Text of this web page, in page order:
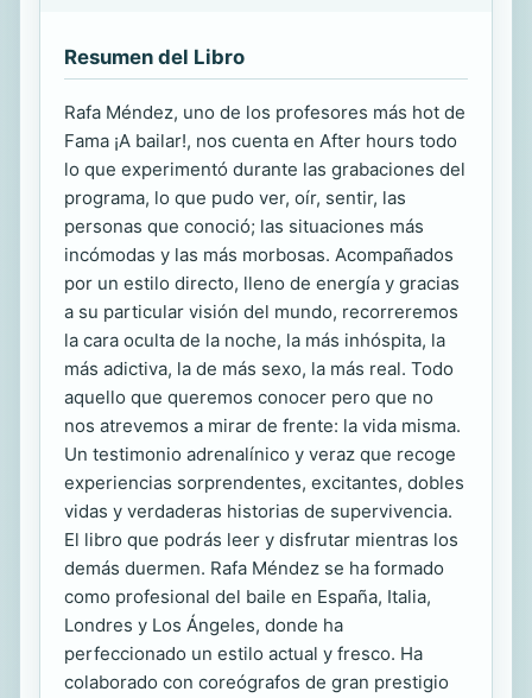
Resumen del Libro
Rafa Méndez, uno de los profesores más hot de
Fama ¡A bailar!, nos cuenta en After hours todo
lo que experimentó durante las grabaciones del
programa, lo que pudo ver, oír, sentir, las
personas que conoció; las situaciones más
incómodas y las más morbosas. Acompañados
por un estilo directo, lleno de energía y gracias
a su particular visión del mundo, recorreremos
la cara oculta de la noche, la más inhóspita, la
más adictiva, la de más sexo, la más real. Todo
aquello que queremos conocer pero que no
nos atrevemos a mirar de frente: la vida misma.
Un testimonio adrenalínico y veraz que recoge
experiencias sorprendentes, excitantes, dobles
vidas y verdaderas historias de supervivencia.
El libro que podrás leer y disfrutar mientras los
demás duermen. Rafa Méndez se ha formado
como profesional del baile en España, Italia,
Londres y Los Ángeles, donde ha
perfeccionado un estilo actual y fresco. Ha
colaborado con coreógrafos de gran prestigio